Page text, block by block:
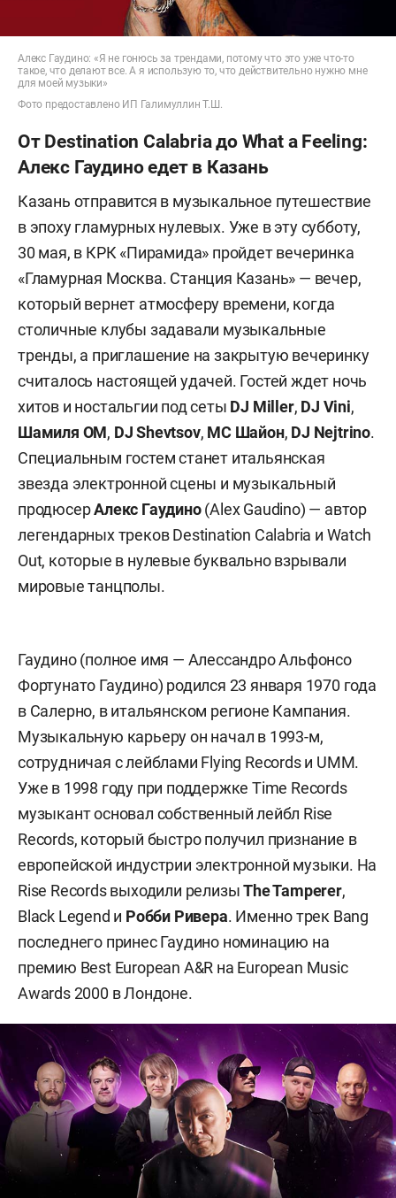
Алекс Гаудино: «Я не гонюсь за трендами, потому что это уже что-то
такое, что делают все. А я использую то, что действительно нужно мне
для моей музыки»
Фото предоставлено ИП Галимуллин Т.Ш.
От Destination Calabria до What a Feeling:
Алекс Гаудино едет в Казань
Казань отправится в музыкальное путешествие
в эпоху гламурных нулевых. Уже в эту субботу,
30 мая, в КРК «Пирамида» пройдет вечеринка
«Гламурная Москва. Станция Казань» — вечер,
который вернет атмосферу времени, когда
столичные клубы задавали музыкальные
тренды, а приглашение на закрытую вечеринку
считалось настоящей удачей. Гостей ждет ночь
хитов и ностальгии под сеты DJ Miller, DJ Vini,
Шамиля OM, DJ Shevtsov, MC Шайон, DJ Nejtrino.
Специальным гостем станет итальянская
звезда электронной сцены и музыкальный
продюсерАлекс Гаудино(Alex Gaudino) — автор
легендарных треков Destination Calabria и Watch
Out, которые в нулевые буквально взрывали
мировые танцполы.
Гаудино (полное имя — Алессандро Альфонсо
Фортунато Гаудино) родился 23 января 1970 года
в Салерно, в итальянском регионе Кампания.
Музыкальную карьеру он начал в 1993-м,
сотрудничая с лейблами Flying Records и UMM.
Уже в 1998 году при поддержке Time Records
музыкант основал собственный лейбл Rise
Records, который быстро получил признание в
европейской индустрии электронной музыки. На
Rise Records выходили релизыThe Tamperer,
Black Legend и Робби Ривера. Именно трек Bang
последнего принес Гаудино номинацию на
премию Best European A&R на European Music
Awards 2000 в Лондоне.